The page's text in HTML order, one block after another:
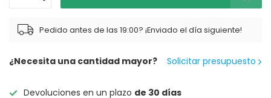
Pedido antes de las 19:00? ¡Enviado el día siguiente!
¿Necesita una cantidad mayor? Solicitar presupuesto
Devoluciones en un plazo de 30 días